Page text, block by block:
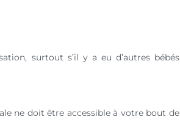
surtout s’il y a eu d’autres bébés
ne doit être accessible à votre bout de